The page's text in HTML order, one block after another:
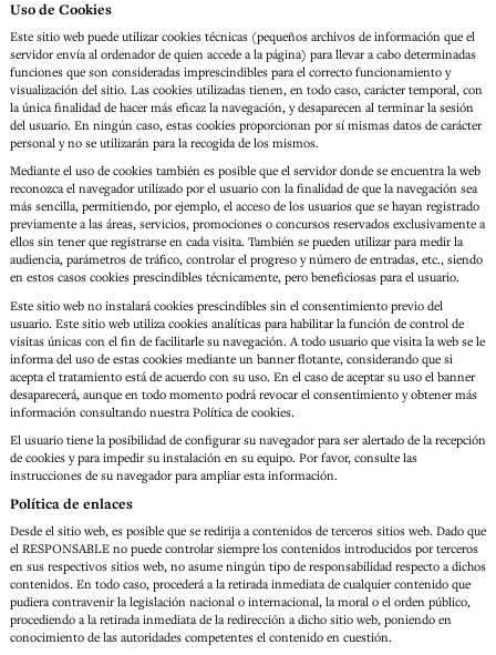
Uso de Cookies
Este sitio web puede utilizar cookies técnicas (pequeños archivos de información que el
servidor envía al ordenador de quien accede a la página) para llevar a cabo determinadas
funciones que son consideradas imprescindibles para el correcto funcionamiento y
visualización del sitio. Las cookies utilizadas tienen, en todo caso, carácter temporal, con
la única finalidad de hacer más eficaz la navegación, y desaparecen al terminar la sesión
del usuario. En ningún caso, estas cookies proporcionan por sí mismas datos de carácter
personal y no se utilizarán para la recogida de los mismos.
Mediante el uso de cookies también es posible que el servidor donde se encuentra la web
reconozca el navegador utilizado por el usuario con la finalidad de que la navegación sea
más sencilla, permitiendo, por ejemplo, el acceso de los usuarios que se hayan registrado
previamente a las áreas, servicios, promociones o concursos reservados exclusivamente a
ellos sin tener que registrarse en cada visita. También se pueden utilizar para medir la
audiencia, parámetros de tráfico, controlar el progreso y número de entradas, etc., siendo
en estos casos cookies prescindibles técnicamente, pero beneficiosas para el usuario.
Este sitio web no instalará cookies prescindibles sin el consentimiento previo del
usuario. Este sitio web utiliza cookies analíticas para habilitar la función de control de
visitas únicas con el fin de facilitarle su navegación. A todo usuario que visita la web se le
informa del uso de estas cookies mediante un banner flotante, considerando que si
acepta el tratamiento está de acuerdo con su uso. En el caso de aceptar su uso el banner
desaparecerá, aunque en todo momento podrá revocar el consentimiento y obtener más
información consultando nuestra Política de cookies.
El usuario tiene la posibilidad de configurar su navegador para ser alertado de la recepción
de cookies y para impedir su instalación en su equipo. Por favor, consulte las
instrucciones de su navegador para ampliar esta información.
Política de enlaces
Desde el sitio web, es posible que se redirija a contenidos de terceros sitios web. Dado que
el RESPONSABLE no puede controlar siempre los contenidos introducidos por terceros
en sus respectivos sitios web, no asume ningún tipo de responsabilidad respecto a dichos
contenidos. En todo caso, procederá a la retirada inmediata de cualquier contenido que
pudiera contravenir la legislación nacional o internacional, la moral o el orden público,
procediendo a la retirada inmediata de la redirección a dicho sitio web, poniendo en
conocimiento de las autoridades competentes el contenido en cuestión.